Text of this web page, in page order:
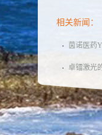
相关新闻：
茵诺医药
道认定，
胞瘤）
卓镭激光